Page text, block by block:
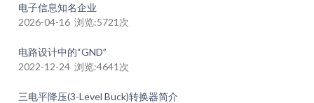
电子信息知名企业
2026-04-16 浏览:5721次
电路设计中的“GND”
2022-12-24 浏览:4641次
三电平降压(3-Level Buck)转换器简介